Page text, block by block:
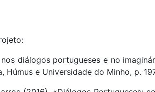
diálogos portugueses e no
Húmus e Universidade do Minho, p.